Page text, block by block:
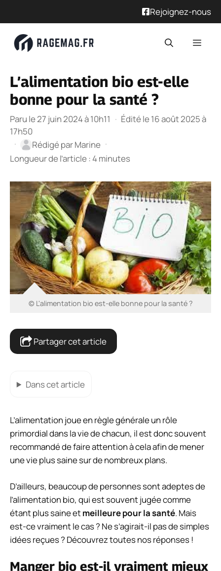
Rejoignez-nous
L’alimentation bio est-elle
bonne pour la santé ?
Paru le 27 juin 2024 à 10h11 · Édité le 16 août 2025 à
17h50
·
Rédigé parMarine ·
Longueur de l’article : 4 minutes
© L'alimentation bio est-elle bonne pour la santé ?
Partager cet article
Dans cet article
L’alimentation joue en règle générale un rôle
primordial dans la vie de chacun, il est donc souvent
recommandé de faire attention à cela afin de mener
une vie plus saine sur de nombreux plans.
D’ailleurs, beaucoup de personnes sont adeptes de
l’alimentation bio, qui est souvent jugée comme
étant plus saine etmeilleure pour la santé. Mais
est-ce vraiment le cas ? Ne s’agirait-il pas de simples
idées reçues ? Découvrez toutes nos réponses !
Manger bio est-il vraiment mieux